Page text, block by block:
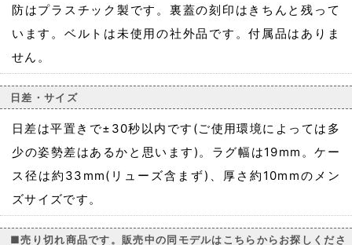
防はプラスチック製です。裏蓋の刻印はきちんと残って
います。ベルトは未使用の社外品です。付属品はありま
せん。
日差・サイズ
日差は平置きで±30秒以内です(ご使用環境によっては多
少の姿勢差はあるかと思います)。ラグ幅は19mm。ケー
ス径は約33mm(リューズ含まず)、厚さ約10mmのメン
ズサイズです。
■売り切れ商品です。販売中の同モデルはこちらからお探しくださ